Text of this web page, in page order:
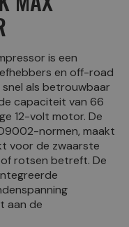
is een
en off-road
als betrouwbaar
capaciteit van 66
12-volt motor. De
normen, maakt
voor de zwaarste
rotsen betreft. De
aan de